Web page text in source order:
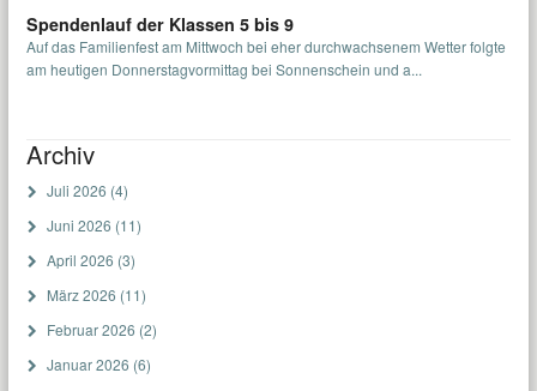
Spendenlauf der Klassen 5 bis 9
Auf das Familienfest am Mittwoch bei eher durchwachsenem Wetter folgte
am heutigen Donnerstagvormittag bei Sonnenschein und a...
Archiv
Juli 2026 (4)
Juni 2026 (11)
April 2026 (3)
März 2026 (11)
Februar 2026 (2)
Januar 2026 (6)